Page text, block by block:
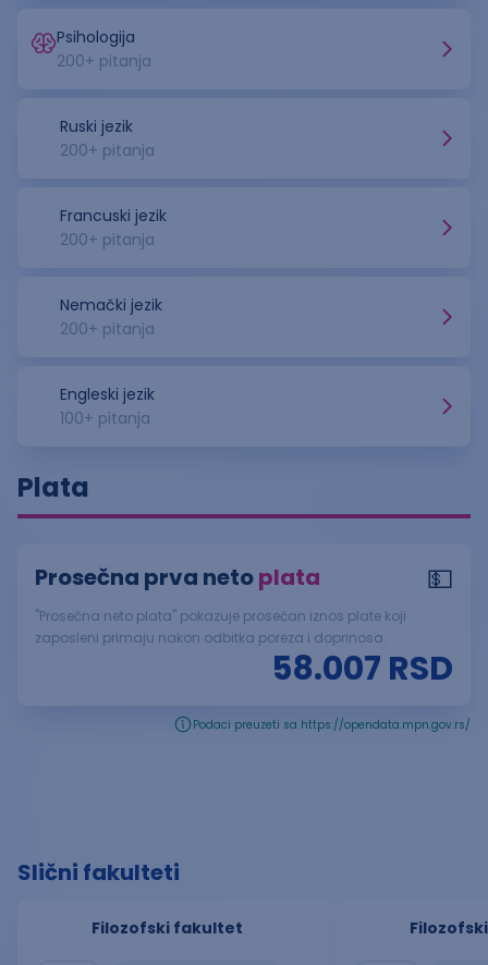
Psihologija
200+ pitanja
Ruski jezik
200+ pitanja
Francuski jezik
200+ pitanja
Nemački jezik
200+ pitanja
Engleski jezik
100+ pitanja
Plata
Prosečna prva netoplata 💵
"Prosečna neto plata" pokazuje prosečan iznos plate koji
zaposleni primaju nakon odbitka poreza i doprinosa.
58.007 RSD
Podaci preuzeti sa https://opendata.mpn.gov.rs/
Slični fakulteti
Filozofski fakultet